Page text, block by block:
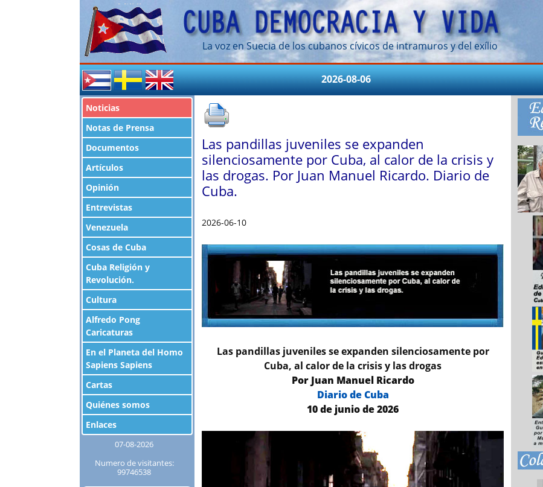
La voz en Suecia de los cubanos cívicos de intramuros y del exílio
2026-08-06
Noticias
Notas de Prensa
Documentos
Artículos
Opinión
Entrevistas
Venezuela
Cosas de Cuba
Cuba Religión y
Revolución.
Cultura
Alfredo Pong
Caricaturas
En el Planeta del Homo
Sapiens Sapiens
Cartas
Quiénes somos
Enlaces
07-08-2026
Numero de visitantes:
99746538
Las pandillas juveniles se expanden
silenciosamente por Cuba, al calor de la crisis y
las drogas. Por Juan Manuel Ricardo. Diario de
Cuba.
2026-06-10
Las pandillas juveniles se expanden silenciosamente por
Cuba, al calor de la crisis y las drogas
Por Juan Manuel Ricardo
Diario de Cuba
10 de junio de 2026